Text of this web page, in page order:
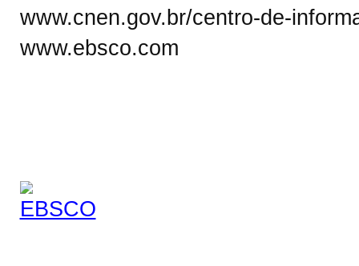
www.cnen.gov.br/centro-de-
www.ebsco.com